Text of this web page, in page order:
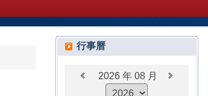
行事曆
2026 年 08 月